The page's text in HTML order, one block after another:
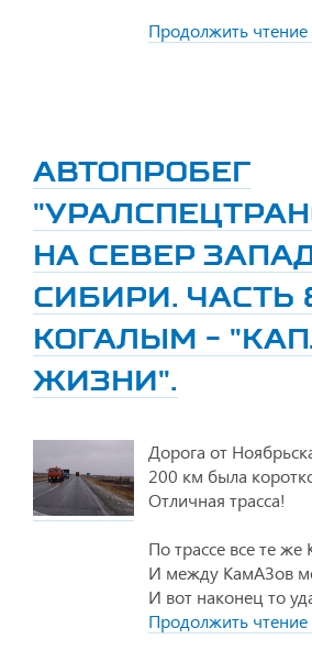
Продолжить чтение ...
АВТОПРОБЕГ
НА СЕВЕР
СИБИРИ. ЧАСТЬ
КОГАЛЫМ -
ЖИЗНИ".
Дорога от
200 км была
Отличная трасса!
По трассе все те же
И между КамАЗов
И вот наконец то
Продолжить чтение ...